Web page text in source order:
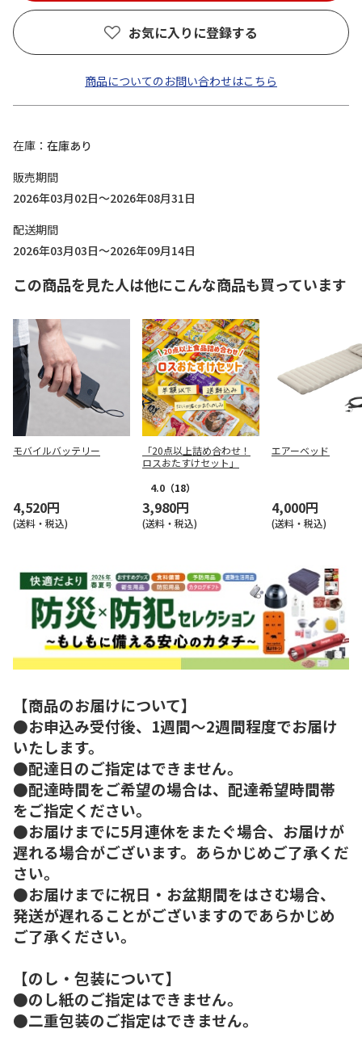
お気に入りに登録する
商品についてのお問い合わせはこちら
在庫
在庫あり
販売期間
2026年03月02日～2026年08月31日
配送期間
2026年03月03日～2026年09月14日
この商品を見た人は他にこんな商品も買っています
モバイルバッテリー
4,520円
(送料・税込)
「20点以上詰め合わせ！
ロスおたすけセット」
4.0 （18）
3,980円
(送料・税込)
エアーベッド
4,000円
(送料・税込)
【商品のお届けについて】
●お申込み受付後、1週間～2週間程度でお届け
いたします。
●配達日のご指定はできません。
●配達時間をご希望の場合は、配達希望時間帯
をご指定ください。
●お届けまでに5月連休をまたぐ場合、お届けが
遅れる場合がございます。あらかじめご了承くだ
さい。
●お届けまでに祝日・お盆期間をはさむ場合、
発送が遅れることがございますのであらかじめ
ご了承ください。
【のし・包装について】
●のし紙のご指定はできません。
●二重包装のご指定はできません。